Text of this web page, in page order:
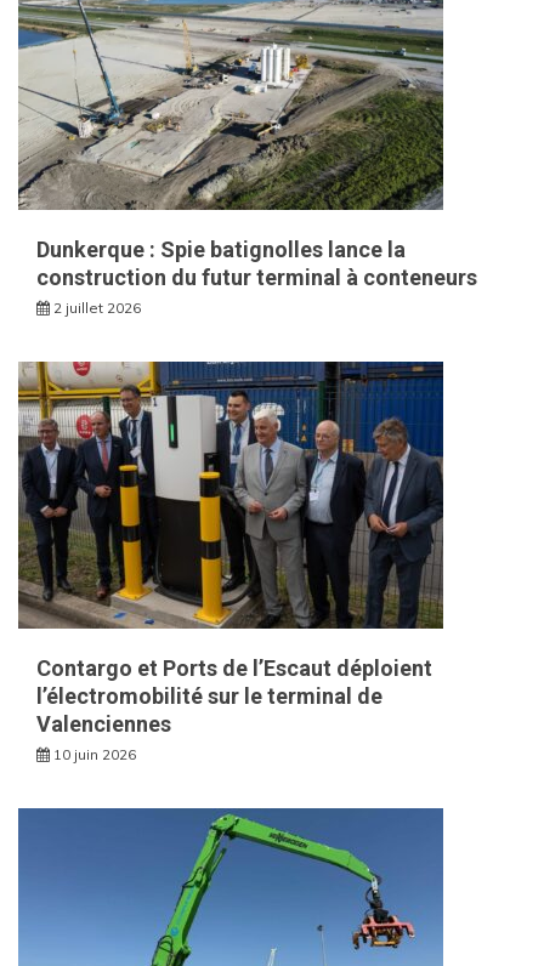
Dunkerque : Spie batignolles lance la
construction du futur terminal à conteneurs
2 juillet 2026
Contargo et Ports de l’Escaut déploient
l’électromobilité sur le terminal de
Valenciennes
10 juin 2026